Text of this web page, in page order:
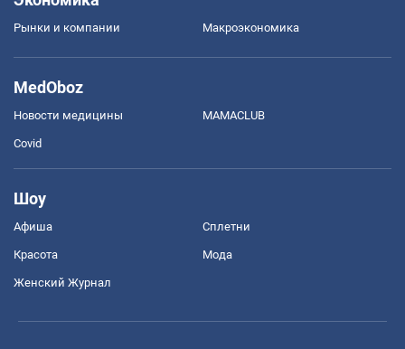
Рынки и компании Mакроэкономика
MedOboz
Новости медицины MAMACLUB
Covid
Шоу
Афиша Сплетни
Красота Мода
Женский Журнал